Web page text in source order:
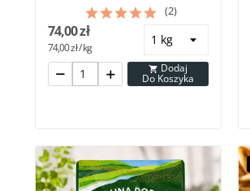
(2)

Do Koszyka
74,00 zł
74,00 zł / kg